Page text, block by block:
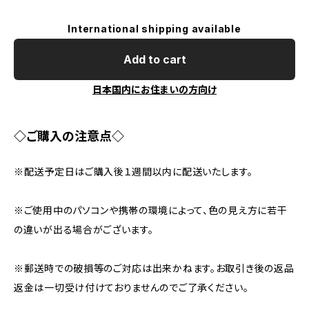
International shipping available
Add to cart
日本国内にお住まいの方向け
◇ご購入の注意点◇
※配送予定日はご購入後１週間以内に配送いたします。
※ご使用中のパソコンや携帯の環境によって、色の見え方に若干
の違いが出る場合がございます。
※郵送時での破損等のご対応は出来かねます。お取引き後の返品
返金は一切受け付けておりませんのでご了承ください。